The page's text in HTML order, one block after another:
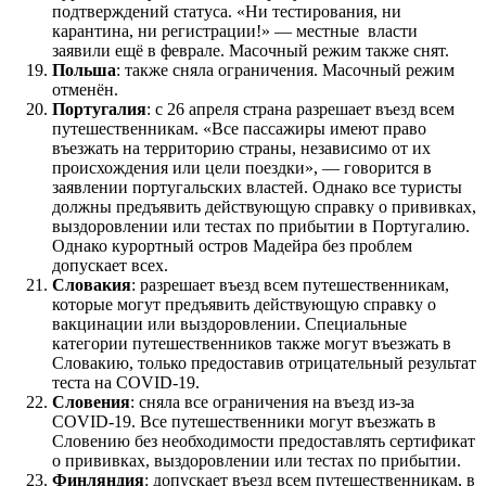
подтверждений статуса. «Ни тестирования, ни
карантина, ни регистрации!» — местные власти
заявили ещё в феврале. Масочный режим также снят.
Польша: также сняла ограничения. Масочный режим
отменён.
Португалия: с 26 апреля страна разрешает въезд всем
путешественникам. «Все пассажиры имеют право
въезжать на территорию страны, независимо от их
происхождения или цели поездки», — говорится в
заявлении португальских властей. Однако все туристы
должны предъявить действующую справку о прививках,
выздоровлении или тестах по прибытии в Португалию.
Однако курортный остров Мадейра без проблем
допускает всех.
Словакия: разрешает въезд всем путешественникам,
которые могут предъявить действующую справку о
вакцинации или выздоровлении. Специальные
категории путешественников также могут въезжать в
Словакию, только предоставив отрицательный результат
теста на COVID-19.
Словения: сняла все ограничения на въезд из-за
COVID-19. Все путешественники могут въезжать в
Словению без необходимости предоставлять сертификат
о прививках, выздоровлении или тестах по прибытии.
Финляндия: допускает въезд всем путешественникам, в